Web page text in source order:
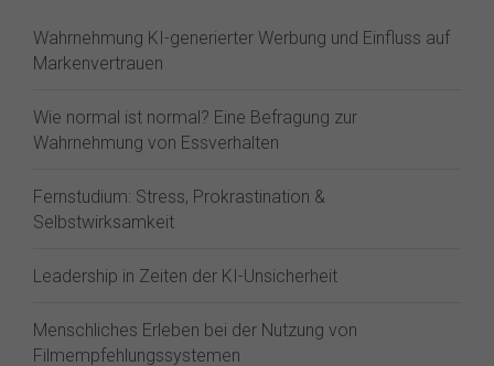
Wahrnehmung KI-generierter Werbung und Einfluss auf
Markenvertrauen
Wie normal ist normal? Eine Befragung zur
Wahrnehmung von Essverhalten
Fernstudium: Stress, Prokrastination &
Selbstwirksamkeit
Leadership in Zeiten der KI-Unsicherheit
Menschliches Erleben bei der Nutzung von
Filmempfehlungssystemen